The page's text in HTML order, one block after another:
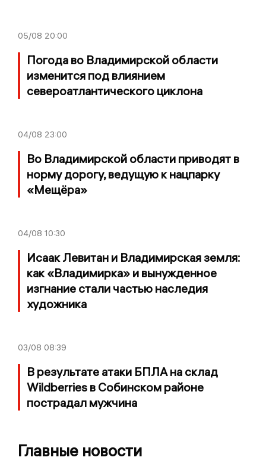
05/08 20:00
Погода во Владимирской области
изменится под влиянием
североатлантического циклона
04/08 23:00
Во Владимирской области приводят в
норму дорогу, ведущую к нацпарку
«Мещёра»
04/08 10:30
Исаак Левитан и Владимирская земля:
как «Владимирка» и вынужденное
изгнание стали частью наследия
художника
03/08 08:39
В результате атаки БПЛА на склад
Wildberries в Собинском районе
пострадал мужчина
Главные новости